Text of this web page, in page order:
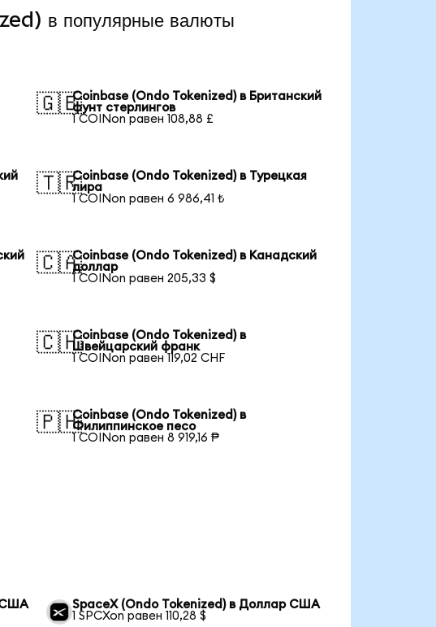
в популярные валюты
🇬🇧Coinbase (Ondo Tokenized) в Британский
фунт стерлингов
1 COINon равен 108,88 £
🇹🇷Coinbase (Ondo Tokenized) в Турецкая
лира
1 COINon равен 6 986,41 ₺
🇨🇦Coinbase (Ondo Tokenized) в Канадский
доллар
1 COINon равен 205,33 $
🇨🇭Coinbase (Ondo Tokenized) в
Швейцарский франк
1 COINon равен 119,02 CHF
🇵🇭Coinbase (Ondo Tokenized) в
Филиппинское песо
1 COINon равен 8 919,16 ₱
США
SpaceX (Ondo Tokenized) в Доллар США
1 SPCXon равен 110,28 $